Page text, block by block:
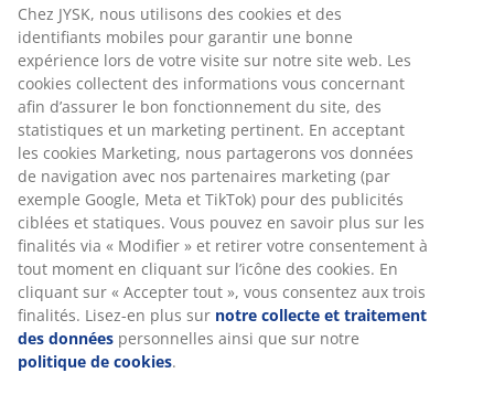
RÉFÉRENCE: 5701156
Caractéristiques
Notes
(5)
Livraison
Chez JYSK, nous utilisons des cookies et des
identifiants mobiles pour garantir une bonne
expérience lors de votre visite sur notre site web. Les
cookies collectent des informations vous concernant
afin d’assurer le bon fonctionnement du site, des
statistiques et un marketing pertinent. En acceptant
les cookies Marketing, nous partagerons vos données
de navigation avec nos partenaires marketing (par
exemple Google, Meta et TikTok) pour des publicités
ciblées et statiques. Vous pouvez en savoir plus sur les
finalités via « Modifier » et retirer votre consentement à
tout moment en cliquant sur l’icône des cookies. En
cliquant sur « Accepter tout », vous consentez aux trois
finalités. Lisez-en plus sur notre collecte et traitement
des données personnelles ainsi que sur notre
politique de cookies.